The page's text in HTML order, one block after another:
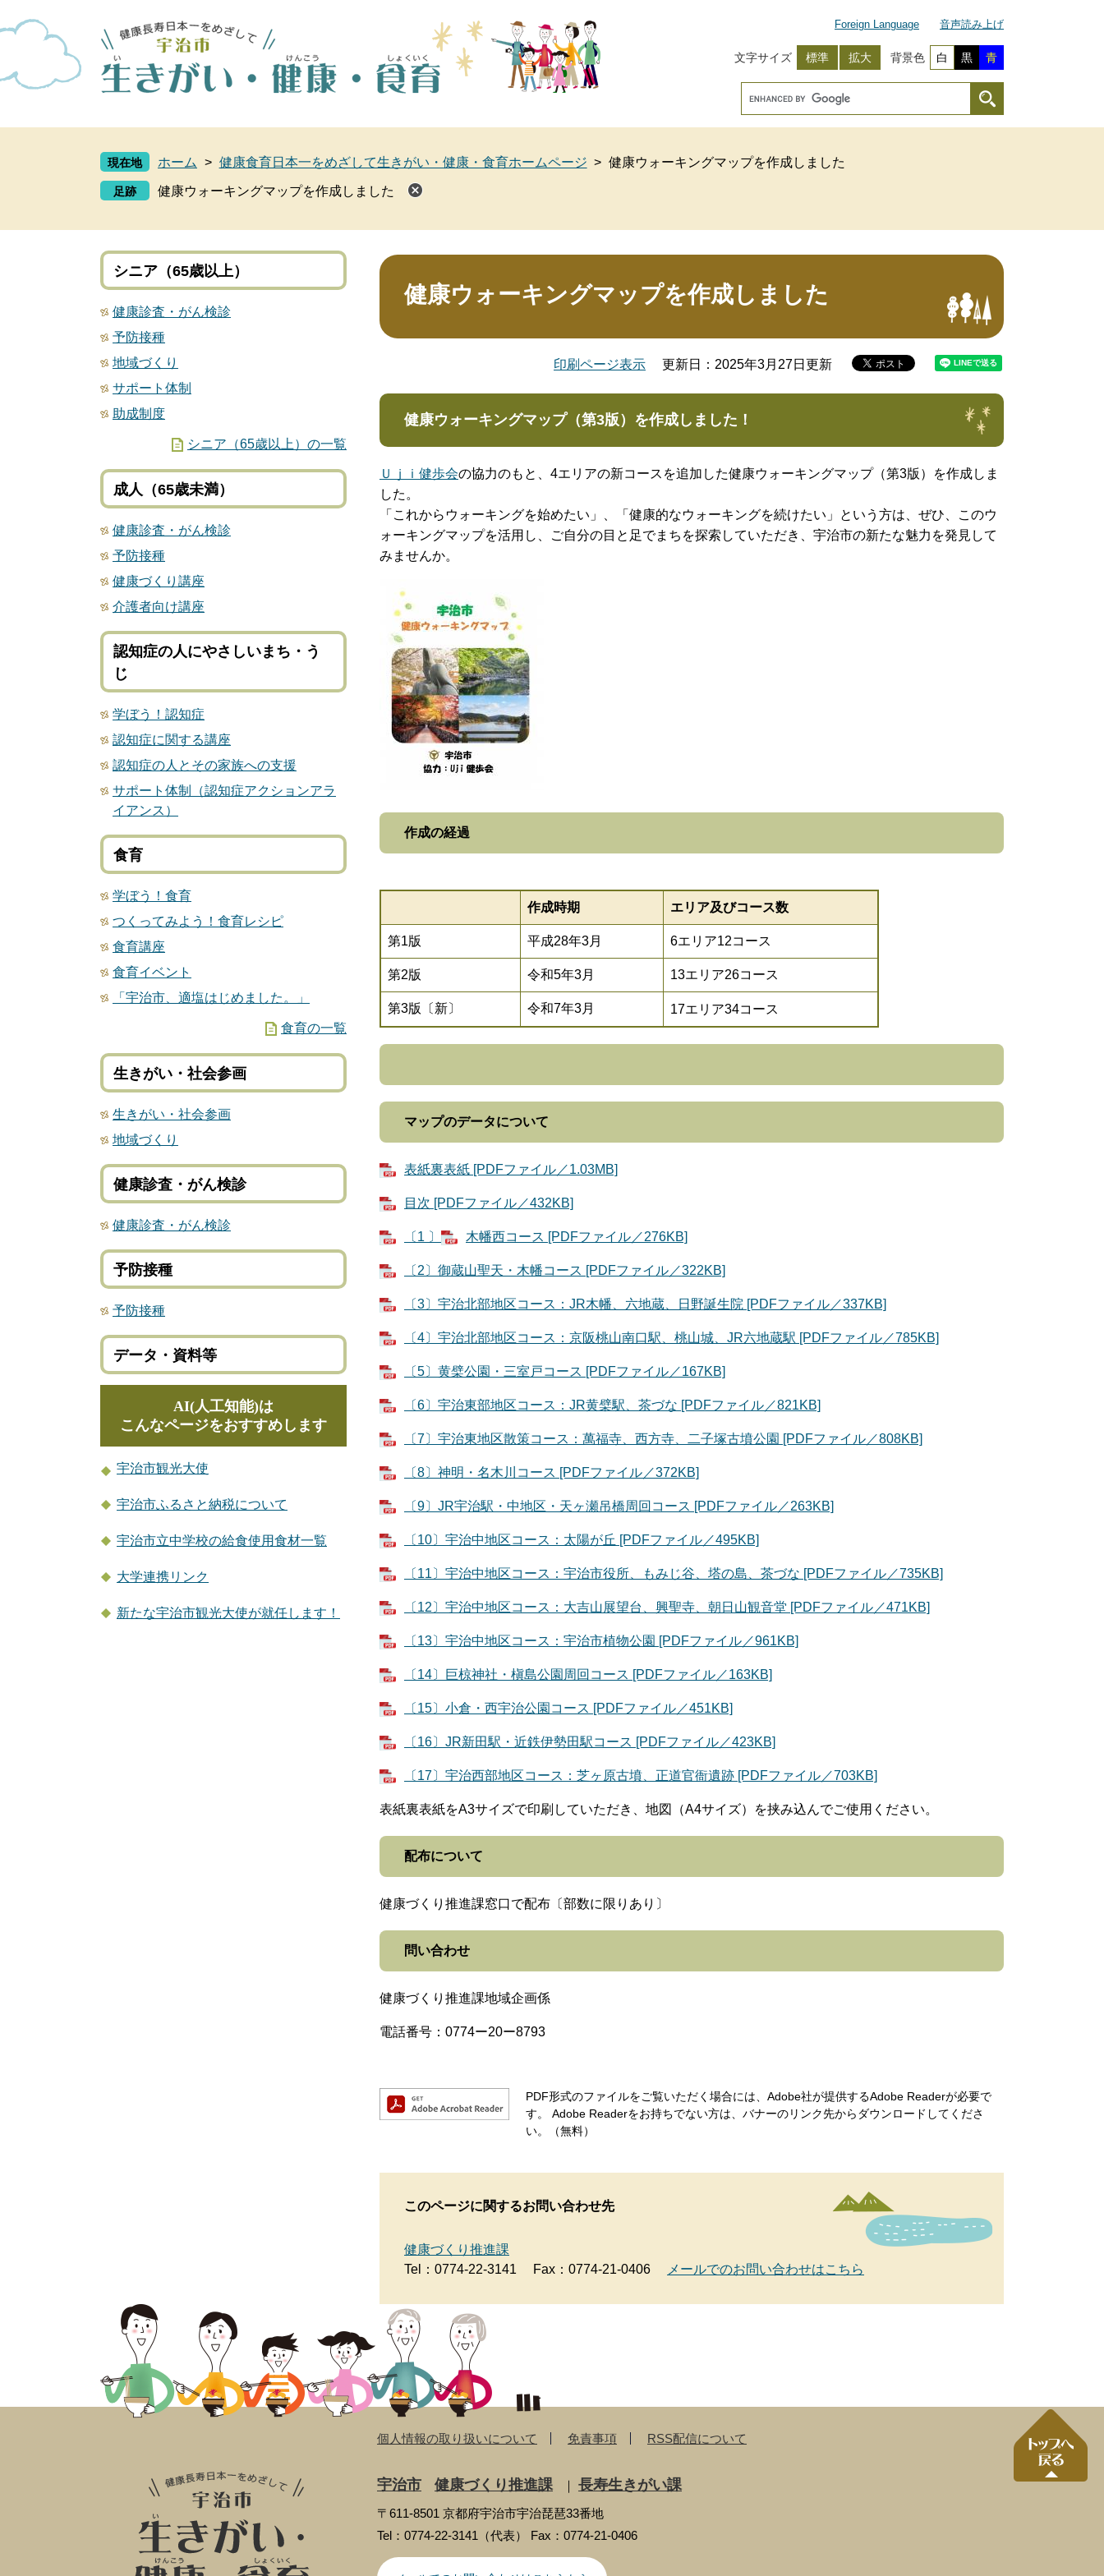
ー
で
ニ
ば
Foreign Language 音声読み上げ
文字サイズ 標準 拡大 背景色 白 黒 青
現在地 ホーム > 健康食育日本一をめざして生きがい・健康・食育ホームページ > 健康ウォーキングマップを作成しました
健康ウォーキングマップを作成しました
本
健康ウォーキングマップを作成しました
印刷ページ表示 更新日：2025年3月27日更新
健康ウォーキングマップ（第3版）を作成しました！
Ｕｊｉ健歩会の協力のもと、4エリアの新コースを追加した健康ウォーキングマップ（第3版）を作成しま
した。
「これからウォーキングを始めたい」、「健康的なウォーキングを続けたい」という方は、ぜひ、このウ
ォーキングマップを活用し、ご自分の目と足でまちを探索していただき、宇治市の新たな魅力を発見して
みませんか。
作成の経過
作成時期 エリア及びコース数
第1版 平成28年3月 6エリア12コース
第2版 令和5年3月 13エリア26コース
第3版〔新〕 令和7年3月 17エリア34コース
マップのデータについて
表紙裏表紙 [PDFファイル／1.03MB]
目次 [PDFファイル／432KB]
〔1 〕 木幡西コース [PDFファイル／276KB]
〔2〕御蔵山聖天・木幡コース [PDFファイル／322KB]
〔3〕宇治北部地区コース：JR木幡、六地蔵、日野誕生院 [PDFファイル／337KB]
〔4〕宇治北部地区コース：京阪桃山南口駅、桃山城、JR六地蔵駅 [PDFファイル／785KB]
〔5〕黄檗公園・三室戸コース [PDFファイル／167KB]
〔6〕宇治東部地区コース：JR黄檗駅、茶づな [PDFファイル／821KB]
〔7〕宇治東地区散策コース：萬福寺、西方寺、二子塚古墳公園 [PDFファイル／808KB]
〔8〕神明・名木川コース [PDFファイル／372KB]
〔9〕JR宇治駅・中地区・天ヶ瀬吊橋周回コース [PDFファイル／263KB]
〔10〕宇治中地区コース：太陽が丘 [PDFファイル／495KB]
〔11〕宇治中地区コース：宇治市役所、もみじ谷、塔の島、茶づな [PDFファイル／735KB]
〔12〕宇治中地区コース：大吉山展望台、興聖寺、朝日山観音堂 [PDFファイル／471KB]
〔13〕宇治中地区コース：宇治市植物公園 [PDFファイル／961KB]
〔14〕巨椋神社・槇島公園周回コース [PDFファイル／163KB]
〔15〕小倉・西宇治公園コース [PDFファイル／451KB]
〔16〕JR新田駅・近鉄伊勢田駅コース [PDFファイル／423KB]
〔17〕宇治西部地区コース：芝ヶ原古墳、正道官衙遺跡 [PDFファイル／703KB]
表紙裏表紙をA3サイズで印刷していただき、地図（A4サイズ）を挟み込んでご使用ください。
配布について
健康づくり推進課窓口で配布〔部数に限りあり〕
問い合わせ
健康づくり推進課地域企画係
電話番号：0774ー20ー8793
PDF形式のファイルをご覧いただく場合には、Adobe社が提供するAdobe Readerが必要で
す。
Adobe Readerをお持ちでない方は、バナーのリンク先からダウンロードしてくださ
い。（無料）
このページに関するお問い合わせ先
健康づくり推進課
Tel：0774-22-3141
Fax：0774-21-0406 メールでのお問い合わせはこちら
シニア（65歳以上）
健康診査・がん検診
予防接種
地域づくり
サポート体制
助成制度
シニア（65歳以上）の一覧
成人（65歳未満）
健康診査・がん検診
予防接種
健康づくり講座
介護者向け講座
認知症の人にやさしいまち・う
じ
学ぼう！認知症
認知症に関する講座
認知症の人とその家族への支援
サポート体制（認知症アクションアラ
イアンス）
食育
学ぼう！食育
つくってみよう！食育レシピ
食育講座
食育イベント
「宇治市、適塩はじめました。」
食育の一覧
生きがい・社会参画
生きがい・社会参画
地域づくり
健康診査・がん検診
健康診査・がん検診
予防接種
予防接種
データ・資料等
AI(人工知能)は
こんなページをおすすめします
宇治市観光大使
宇治市ふるさと納税について
宇治市立中学校の給食使用食材一覧
大学連携リンク
新たな宇治市観光大使が就任します！
個人情報の取り扱いについて 免責事項 RSS配信について
宇治市 健康づくり推進課 ｜ 長寿生きがい課
〒611-8501 京都府宇治市宇治琵琶33番地
Tel：0774-22-3141（代表） Fax：0774-21-0406